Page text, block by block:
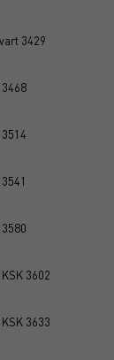
3429
3468
3602
3633